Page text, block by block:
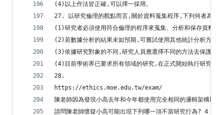
(4)以上作法皆正確,可以擇一採用。
27. 以研究倫理的觀點而言,關於資料蒐集程序,下列何者為非
(1)研究者必須使用符合倫理的程序來蒐集、分析和保存資料
(2)若數據分析的結果未如預期,可嘗試使用其他統計分析方式
(3)依據研究對象的不同,研究人員應選擇不同的方法去保護研
(4)目前學術界已要求所有領域的研究,在正式開始執行研究前,
28.
https://ethics.moe.edu.tw/exam/
陳老師因為發現小高去年和今年都使用完全相同的邏輯架構以
請問陳老師懷疑小高可能出現下列哪一項不當研究行為? 4